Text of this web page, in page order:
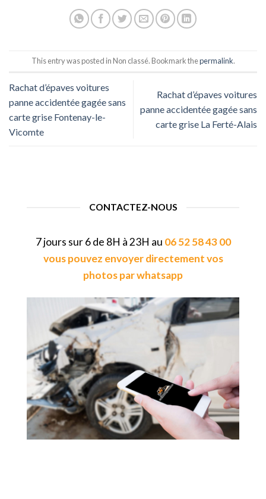
This entry was posted in Non classé. Bookmark thepermalink.
Rachat d’épaves voitures
panne accidentée gagée sans
carte grise Fontenay-le-
Vicomte
Rachat d’épaves voitures
panne accidentée gagée sans
carte grise La Ferté-Alais
CONTACTEZ-NOUS
7 jours sur 6 de 8H à 23H au 06 52 58 43 00
vous pouvez envoyer directement vos
photos par whatsapp